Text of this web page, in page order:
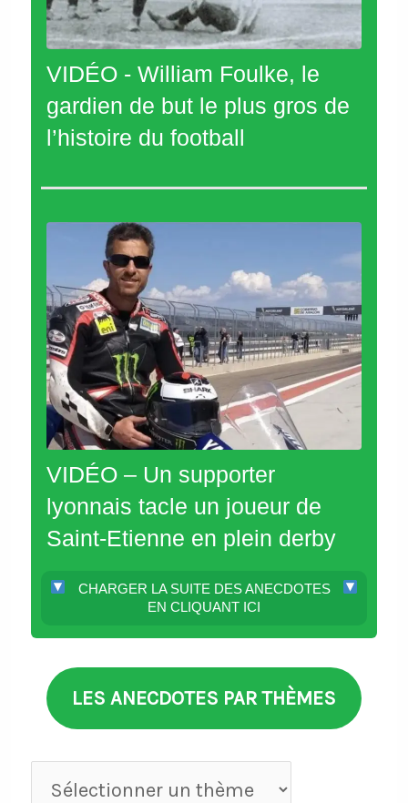
VIDÉO - William Foulke, le
gardien de but le plus gros de
l’histoire du football
VIDÉO – Un supporter
lyonnais tacle un joueur de
Saint-Etienne en plein derby
CHARGER LA SUITE DES ANECDOTES
EN CLIQUANT ICI
LES ANECDOTES PAR THÈMES
Anecdotes